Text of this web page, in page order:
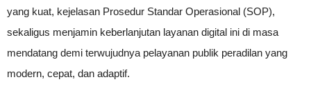
yang kuat, kejelasan Prosedur Standar Operasional (SOP),
sekaligus menjamin keberlanjutan layanan digital ini di masa
mendatang demi terwujudnya pelayanan publik peradilan yang
modern, cepat, dan adaptif.